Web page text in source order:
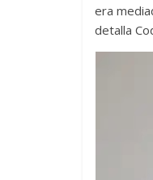
era
detalla